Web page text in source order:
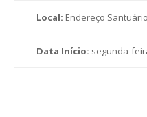
Local: Endereço
Data Início: segunda-